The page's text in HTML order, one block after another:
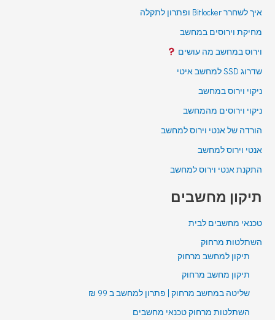
איך לשחרר Bitlocker ופתרון לתקלה
מחיקת וירוסים במחשב
וירוס במחשב מה עושים
שדרוג SSD למחשב איטי
ניקוי וירוס במחשב
ניקוי וירוסים מהמחשב
הורדה של אנטי וירוס למחשב
אנטי וירוס למחשב
התקנת אנטי וירוס למחשב
תיקון מחשבים
טכנאי מחשבים לבית
השתלטות מרחוק
תיקון למחשב מרחוק
תיקון מחשב מרחוק
שליטה במחשב מרחוק | פתרון למחשב ב 99 ₪
השתלטות מרחוק טכנאי מחשבים